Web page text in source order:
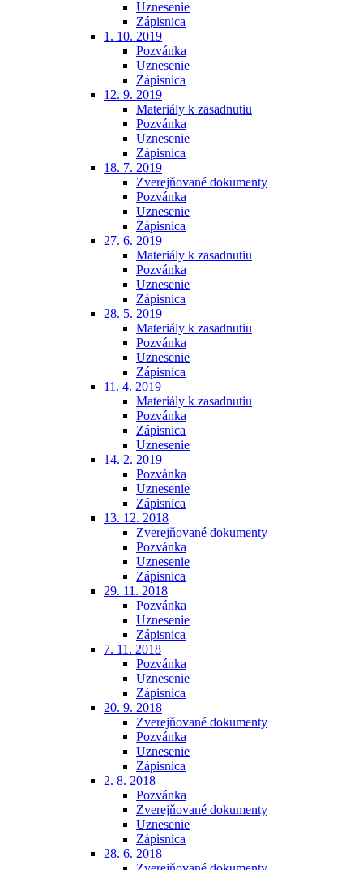
Uznesenie
Zápisnica
1. 10. 2019
Pozvánka
Uznesenie
Zápisnica
12. 9. 2019
Materiály k zasadnutiu
Pozvánka
Uznesenie
Zápisnica
18. 7. 2019
Zverejňované dokumenty
Pozvánka
Uznesenie
Zápisnica
27. 6. 2019
Materiály k zasadnutiu
Pozvánka
Uznesenie
Zápisnica
28. 5. 2019
Materiály k zasadnutiu
Pozvánka
Uznesenie
Zápisnica
11. 4. 2019
Materiály k zasadnutiu
Pozvánka
Zápisnica
Uznesenie
14. 2. 2019
Pozvánka
Uznesenie
Zápisnica
13. 12. 2018
Zverejňované dokumenty
Pozvánka
Uznesenie
Zápisnica
29. 11. 2018
Pozvánka
Uznesenie
Zápisnica
7. 11. 2018
Pozvánka
Uznesenie
Zápisnica
20. 9. 2018
Zverejňované dokumenty
Pozvánka
Uznesenie
Zápisnica
2. 8. 2018
Pozvánka
Zverejňované dokumenty
Uznesenie
Zápisnica
28. 6. 2018